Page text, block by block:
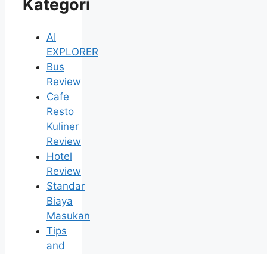
Kategori
AI
EXPLORER
Bus
Review
Cafe
Resto
Kuliner
Review
Hotel
Review
Standar
Biaya
Masukan
Tips
and